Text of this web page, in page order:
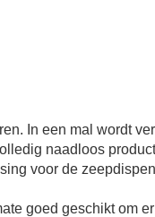
In een mal wordt
naadloos
voor de
goed geschikt om